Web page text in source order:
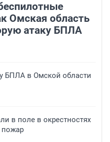
Омская область
атаку БПЛА
БПЛА в Омской области
в поле в окрестностях